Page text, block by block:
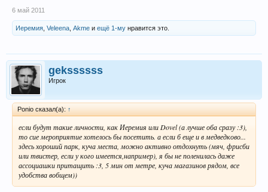
6 май 2011
Иеремия Veleena Akme и ещё 1-му нравится это.
gekssssss
Игрок
Ponio сказал(а): ↑
если будут такие личности, как Иеремия или Dovel (а лучше оба сразу :3),
то сие мероприятие хотелось бы посетить. а если б еще и в медведково...
здесь хороший парк, куча места, можно активно отдохнуть (мяч, фрисби
или твистер, если у кого имеется,например), я бы не поленилась даже
ассоциашки притащить :3, 5 мин от метре, куча магазинов рядом, все
удобства вобщем))